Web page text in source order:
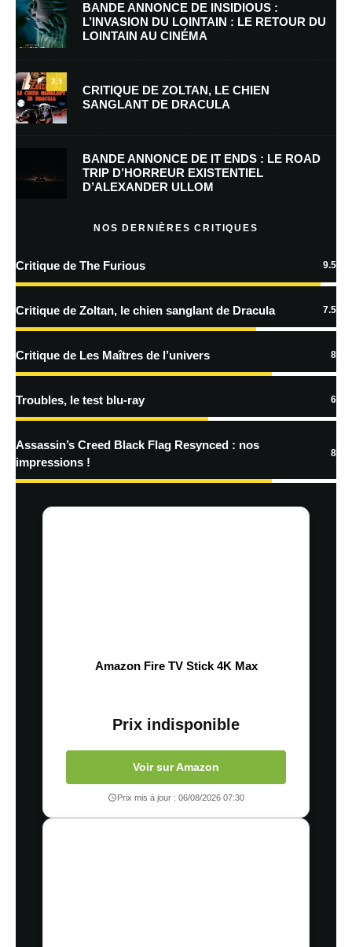
E-mail* Site web
Enregistrer mon nom, mon e-mail et mon site dans le navigateur pour
mon prochain commentaire.
Prévenez-moi de tous les nouveaux commentaires par e-mail.
En savoir
traitées
BANDE ANNONCE DE INSIDIOUS :
L’INVASION DU LOINTAIN : LE RETOUR DU
LOINTAIN AU CINÉMA
7.5
CRITIQUE DE ZOLTAN, LE CHIEN
SANGLANT DE DRACULA
BANDE ANNONCE DE IT ENDS : LE ROAD
TRIP D’HORREUR EXISTENTIEL
D’ALEXANDER ULLOM
NOS DERNIÈRES CRITIQUES
Critique de The Furious 9.5
Critique de Zoltan, le chien sanglant de Dracula 7.5
Critique de Les Maîtres de l’univers 8
Troubles, le test blu-ray 6
Assassin’s Creed Black Flag Resynced : nos
impressions !
8
Amazon Fire TV Stick 4K Max
Prix indisponible
Voir sur Amazon
Prix mis à jour : 06/08/2026 07:30